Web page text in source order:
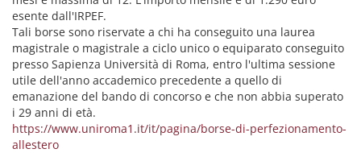
esente dall'IRPEF.
Tali borse sono riservate a chi ha conseguito una laurea
magistrale o magistrale a ciclo unico o equiparato conseguito
presso Sapienza Università di Roma, entro l'ultima sessione
utile dell'anno accademico precedente a quello di
emanazione del bando di concorso e che non abbia superato
i 29 anni di età.
https://www.uniroma1.it/it/pagina/borse-di-perfezionamento-
allestero